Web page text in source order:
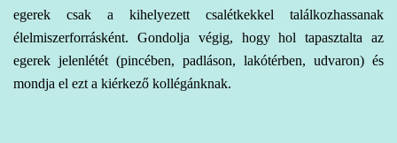
egerek csak a kihelyezett csalétkekkel találkozhassanak
élelmiszerforrásként. Gondolja végig, hogy hol tapasztalta az
egerek jelenlétét (pincében, padláson, lakótérben, udvaron) és
mondja el ezt a kiérkező kollégánknak.